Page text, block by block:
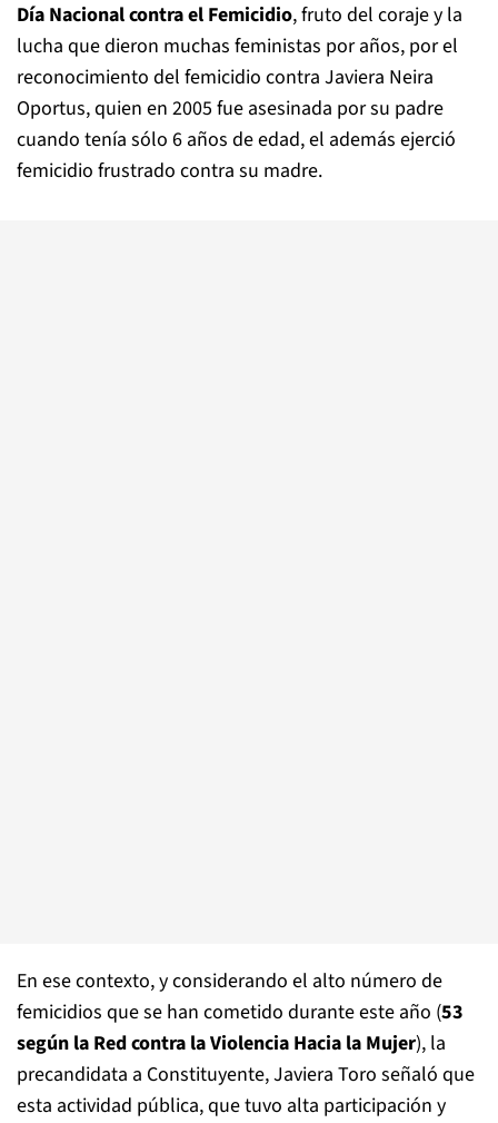
Día Nacional contra el Femicidio, fruto del coraje y la
lucha que dieron muchas feministas por años, por el
reconocimiento del femicidio contra Javiera Neira
Oportus, quien en 2005 fue asesinada por su padre
cuando tenía sólo 6 años de edad, el además ejerció
femicidio frustrado contra su madre.
En ese contexto, y considerando el alto número de
femicidios que se han cometido durante este año (53
según la Red contra la Violencia Hacia la Mujer), la
precandidata a Constituyente, Javiera Toro señaló que
esta actividad pública, que tuvo alta participación y